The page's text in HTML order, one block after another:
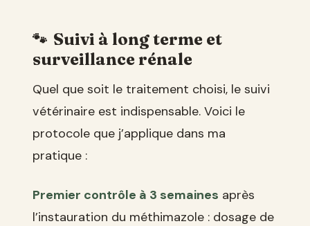
Suivi à long terme et
surveillance rénale
Quel que soit le traitement choisi, le suivi
vétérinaire est indispensable. Voici le
protocole que j’applique dans ma
pratique :
Premier contrôle à 3 semaines après
l’instauration du méthimazole : dosage de